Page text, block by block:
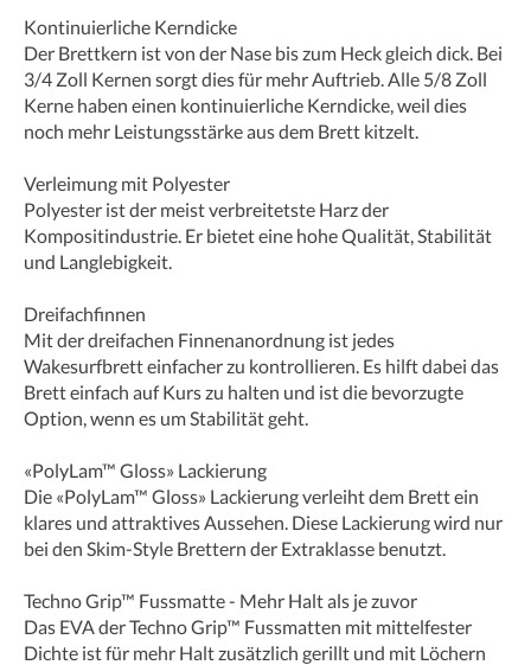
Kontinuierliche Kerndicke
Der Brettkern ist von der Nase bis zum Heck gleich dick. Bei
3/4 Zoll Kernen sorgt dies für mehr Auftrieb. Alle 5/8 Zoll
Kerne haben einen kontinuierliche Kerndicke, weil dies
noch mehr Leistungsstärke aus dem Brett kitzelt.
Verleimung mit Polyester
Polyester ist der meist verbreitetste Harz der
Kompositindustrie. Er bietet eine hohe Qualität, Stabilität
und Langlebigkeit.
Dreifachfinnen
Mit der dreifachen Finnenanordnung ist jedes
Wakesurfbrett einfacher zu kontrollieren. Es hilft dabei das
Brett einfach auf Kurs zu halten und ist die bevorzugte
Option, wenn es um Stabilität geht.
«PolyLam™ Gloss» Lackierung
Die «PolyLam™ Gloss» Lackierung verleiht dem Brett ein
klares und attraktives Aussehen. Diese Lackierung wird nur
bei den Skim-Style Brettern der Extraklasse benutzt.
Techno Grip™ Fussmatte - Mehr Halt als je zuvor
Das EVA der Techno Grip™ Fussmatten mit mittelfester
Dichte ist für mehr Halt zusätzlich gerillt und mit Löchern